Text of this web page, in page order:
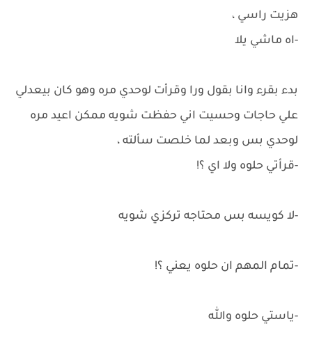
هزيت راسي ،
-اه ماشي يلا
بدء بقرء وانا بقول ورا وقرأت لوحدي مره وهو كان بيعدلي
علي حاجات وحسيت اني حفظت شويه ممكن اعيد مره
لوحدي بس وبعد لما خلصت سألته ،
-قرأتي حلوه ولا اي ؟!
-لا كويسه بس محتاجه تركزي شويه
-تمام المهم ان حلوه يعني ؟!
-ياستي حلوه والله